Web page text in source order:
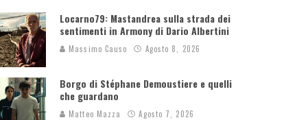
Locarno79: Mastandrea sulla strada dei
sentimenti in Armony di Dario Albertini
Massimo Causo Agosto 8, 2026
Borgo di Stéphane Demoustiere e quelli
che guardano
Matteo Mazza Agosto 7, 2026